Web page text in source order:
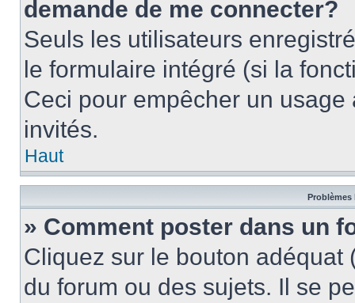
demande de me connecter?
Seuls les utilisateurs
le formulaire intégré (si la
Ceci pour empêcher un
invités.
Haut
Problèmes
» Comment poster dans un
Cliquez sur le bouton
du forum ou des sujets. Il se